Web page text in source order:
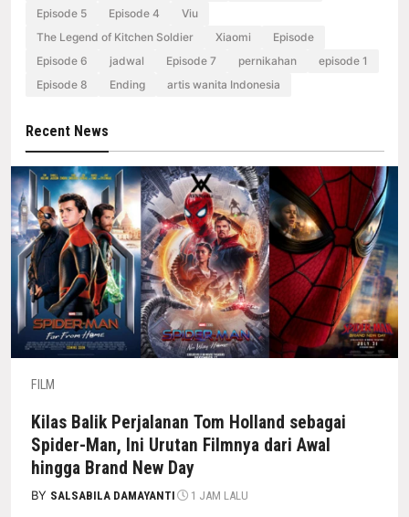
Episode 5
Episode 4
Viu
The Legend of Kitchen Soldier
Xiaomi
Episode
Episode 6
jadwal Episode 7 pernikahan
episode 1
Episode 8
Ending artis wanita Indonesia
Recent News
FILM
Kilas Balik Perjalanan Tom Holland sebagai
Spider-Man, Ini Urutan Filmnya dari Awal
hingga Brand New Day
BY SALSABILA DAMAYANTI 1 JAM LALU